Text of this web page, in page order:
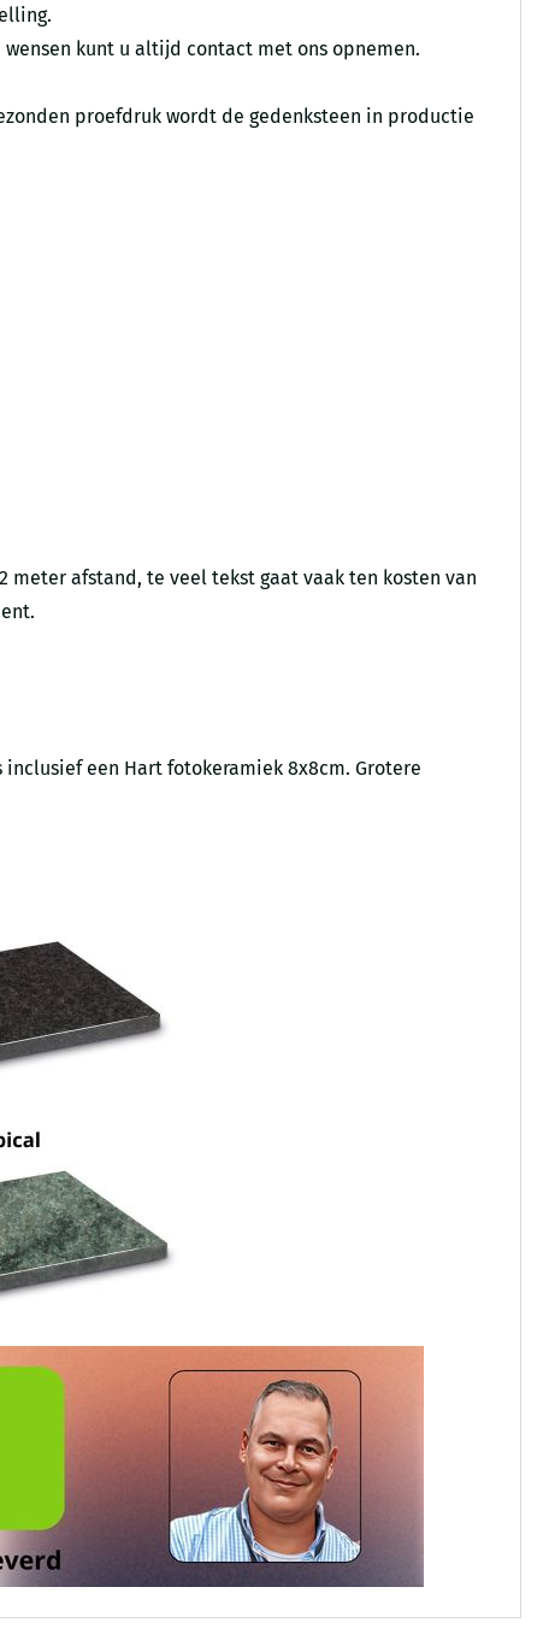
kunt u altijd contact met ons opnemen.
proefdruk wordt de gedenksteen in productie
afstand, te veel tekst gaat vaak ten kosten van
een Hart fotokeramiek 8x8cm. Grotere